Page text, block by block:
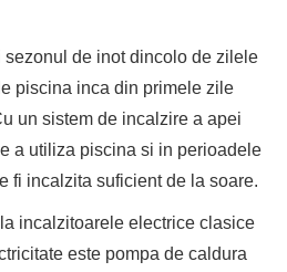
sezonul de inot dincolo de zilele
piscina inca din primele zile
un sistem de incalzire a apei
a utiliza piscina si in perioadele
fi incalzita suficient de la soare.
incalzitoarele electrice clasice
este pompa de caldura